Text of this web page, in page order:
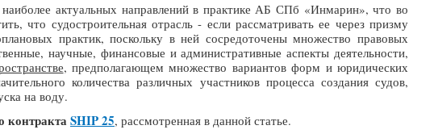
актуальных направлений в практике АБ СПб «Инмарин», что во
что судостроительная отрасль - если рассматривать ее через призму
практик, поскольку в ней сосредоточены множество правовых
научные, финансовые и административные аспекты деятельности,
, предполагающем множество вариантов форм и юридических
количества различных участников процесса создания судов,
на воду.
контрактаSHIP 25, рассмотренная в данной статье.